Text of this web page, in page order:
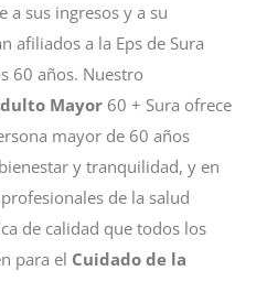
a sus ingresos y a su
afiliados a la Eps de Sura
60 años. Nuestro
Mayor 60 + Sura ofrece
mayor de 60 años
y tranquilidad, y en
de la salud
de calidad que todos los
para el Cuidado de la